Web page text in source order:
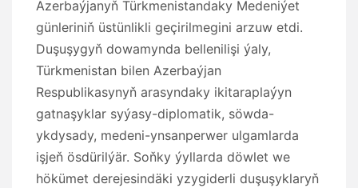
Azerbaýjanyň Türkmenistandaky Medeniýet
günleriniň üstünlikli geçirilmegini arzuw etdi.
Duşuşygyň dowamynda bellenilişi ýaly,
Türkmenistan bilen Azerbaýjan
Respublikasynyň arasyndaky ikitaraplaýyn
gatnaşyklar syýasy-diplomatik, söwda-
ykdysady, medeni-ynsanperwer ulgamlarda
işjeň ösdürilýär. Soňky ýyllarda döwlet we
hökümet derejesindäki yzygiderli duşuşyklaryň